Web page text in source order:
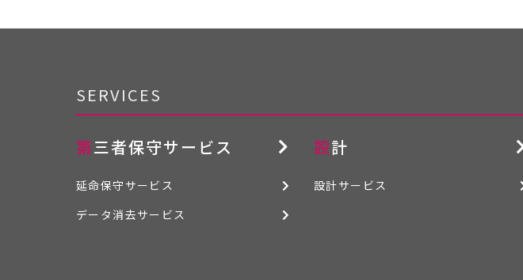
SERVICES
第三者保守サービス
延命保守サービス
データ消去サービス
設計
設計サービス